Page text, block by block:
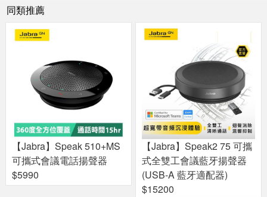
同類推薦
【Jabra】Speak 510+MS
可攜式會議電話揚聲器
$5990
【Jabra】Speak2 75 可攜
式全雙工會議藍牙揚聲器
(USB-A 藍牙適配器)
$15200